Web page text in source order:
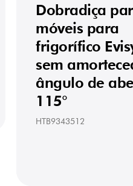
Dobradiça
móveis para
frigorífico
sem
ângulo de
115°
HTB9343512